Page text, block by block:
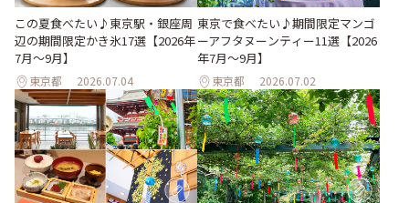
この夏食べたい♪東京駅・銀座周
辺の期間限定かき氷17選【2026年
7月～9月】
東京都 2026.07.04
東京で食べたい♪期間限定マンゴ
ーアフタヌーンティー11選【2026
年7月～9月】
東京都 2026.07.02